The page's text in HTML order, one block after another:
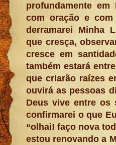
profundamente em
com oração e
derramarei Minha
que cresça,
cresce em
também estará
que criarão raízes
ouvirá as pessoas
Deus vive entre os
confirmarei o que
“olhai! faço nova
estou renovando a